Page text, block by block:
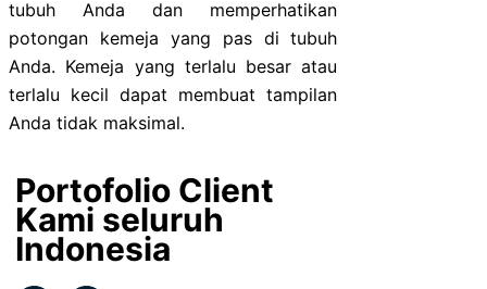
tubuh Anda dan memperhatikan
potongan kemeja yang pas di tubuh
Anda. Kemeja yang terlalu besar atau
terlalu kecil dapat membuat tampilan
Anda tidak maksimal.
Portofolio Client
Kami seluruh
Indonesia